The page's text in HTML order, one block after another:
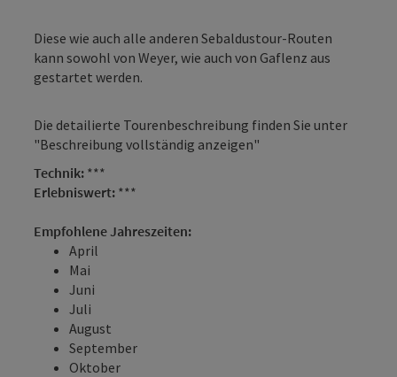
Diese wie auch alle anderen Sebaldustour-Routen
kann sowohl von Weyer, wie auch von Gaflenz aus
gestartet werden.
Die detailierte Tourenbeschreibung finden Sie unter
"Beschreibung vollständig anzeigen"
Technik: ***
Erlebniswert: ***
Empfohlene Jahreszeiten:
April
Mai
Juni
Juli
August
September
Oktober